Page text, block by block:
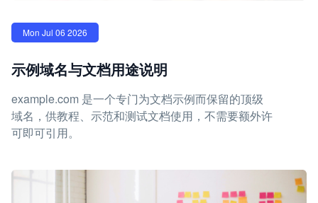
Mon Jul 06 2026
示例域名与文档用途说明
example.com 是一个专门为文档示例而保留的顶级
域名，供教程、示范和测试文档使用，不需要额外许
可即可引用。